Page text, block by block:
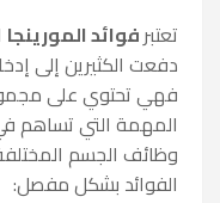
تعتبرفوائد المورينجا
دفعت الكثيرين إلى
فهي تحتوي على
المهمة التي تساهم
وظائف الجسم
الفوائد بشكل مفصل: